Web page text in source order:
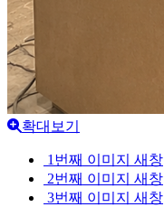
확대보기
1번째 이미지 새창
2번째 이미지 새창
3번째 이미지 새창